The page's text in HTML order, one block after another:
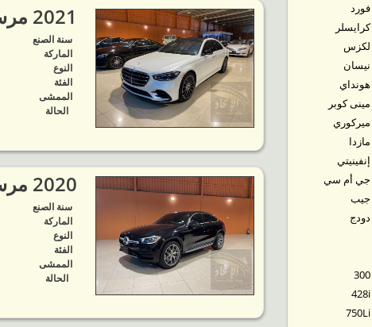
2021 مرسيدس بنز S-CLASS S500..
سنة الصنع
الماركة
النوع
الفئة
الممشى
الحالة
2020 مرسيدس بنز GLC300 كوبيه..
سنة الصنع
الماركة
النوع
الفئة
الممشى
الحالة
فورد
كرايسلر
لكزس
نيسان
هونداي
مينى كوبر
ميركوري
مازدا
إنفينيتي
جي أم سي
جيب
دودج